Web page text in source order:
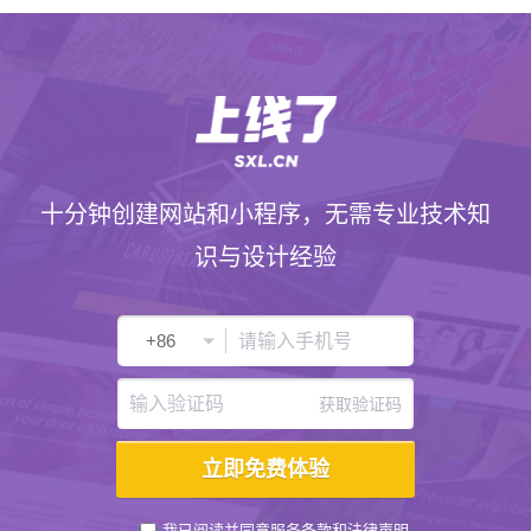
十分钟创建网站和小程序，无需专业技术知
识与设计经验
获取验证码